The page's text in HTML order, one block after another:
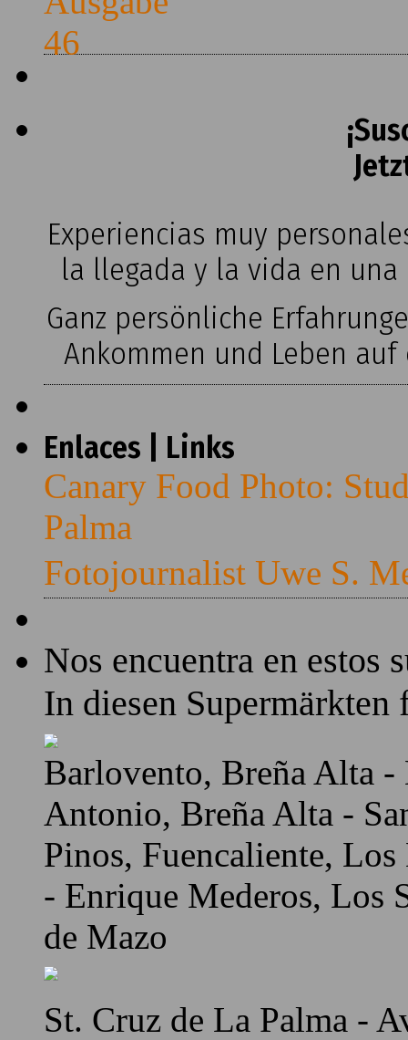
Experiencias muy
la llegada y la vida en
Ganz persönliche
Ankommen und Leben
Enlaces | Links
Canary Food Photo:
Palma
Fotojournalist Uwe S.
Nos encuentra en estos
In diesen Supermärkten
Barlovento, Breña Alta
Antonio, Breña Alta -
Pinos, Fuencaliente,
- Enrique Mederos, Los
de Mazo
St. Cruz de La Palma -